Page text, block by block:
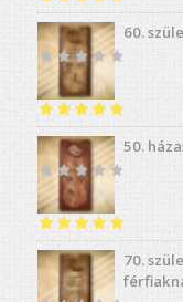
Értékelés:5.00
/ 5
60.
Értékelés:5.00
/ 5
50.
Értékelés:5.00
/ 5
70.